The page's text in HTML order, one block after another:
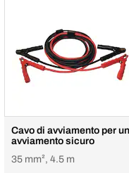
Cavo di avviamento per un
avviamento sicuro
35 mm², 4.5 m